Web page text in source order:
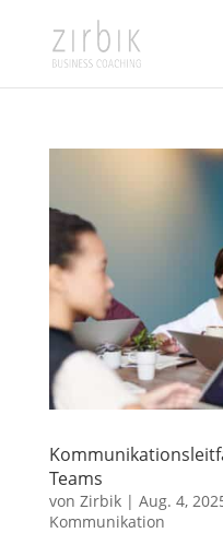
Teams
von Zirbik| Aug. 4,
Kommunikation